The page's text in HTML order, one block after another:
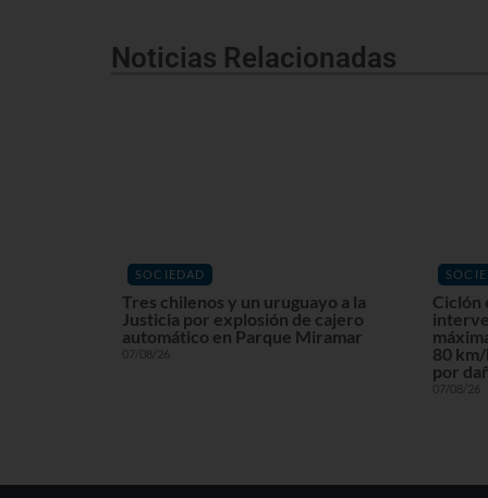
Noticias Relacionadas
SOCIEDAD
Tres chilenos y un uruguayo a la
Justicia por explosión de cajero
automático en Parque Miramar
07/08/26
Ciclón
80
por
07/08/26